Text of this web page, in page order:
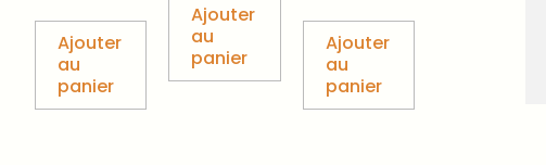
Ajouter
au
panier
Ajouter
au
panier
Ajouter
au
panier